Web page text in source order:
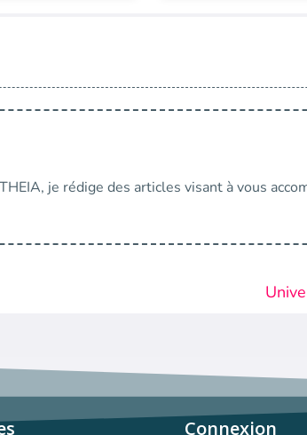
je rédige des articles visant à vous
Connexion